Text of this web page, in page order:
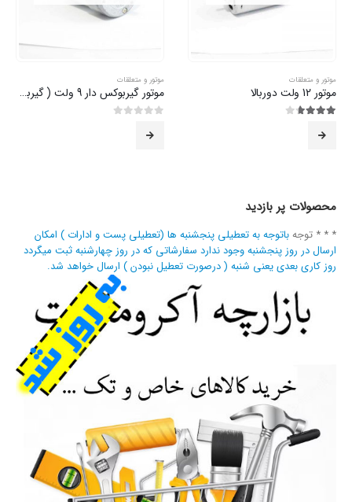
موتور و متعلقات
موتور 12 ولت دوربالا
موتور و متعلقات
موتور گیربوکس دار 9 ولت ( گیربوکس فلزی )
محصولات پر بازدید
* * * توجهباتوجه به تعطیلی پنجشنبه ها (تعطیلی پست و ادارات ) امکان
ارسال در روز پنجشنبه وجود ندارد سفارشاتی که در روز چهارشنبه ثبت میگردد
روز کاری بعدی یعنی شنبه ( درصورت تعطیل نبودن ) ارسال خواهد شد.